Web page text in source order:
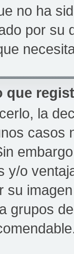
no ha
por su
que
la
casos
y/o
su
grupos